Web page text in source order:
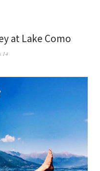
at Lake Como
14